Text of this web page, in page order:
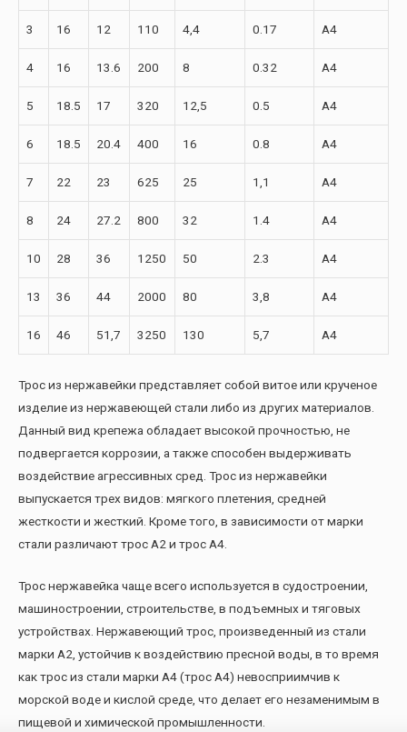
3 16 12 110 4,4 0.17 A4
4 16 13.6 200 8 0.32 A4
5 18.5 17 320 12,5 0.5 A4
6 18.5 20.4 400 16 0.8 A4
7 22 23 625 25 1,1 А4
8 24 27.2 800 32 1.4 A4
10 28 36 1250 50 2.3 A4
13 36 44 2000 80 3,8 А4
16 46 51,7 3250 130 5,7 А4
Трос из нержавейки представляет собой витое или крученое
изделие из нержавеющей стали либо из других материалов.
Данный вид крепежа обладает высокой прочностью, не
подвергается коррозии, а также способен выдерживать
воздействие агрессивных сред. Трос из нержавейки
выпускается трех видов: мягкого плетения, средней
жесткости и жесткий. Кроме того, в зависимости от марки
стали различают трос А2 и трос А4.
Трос нержавейка чаще всего используется в судостроении,
машиностроении, строительстве, в подъемных и тяговых
устройствах. Нержавеющий трос, произведенный из стали
марки А2, устойчив к воздействию пресной воды, в то время
как трос из стали марки А4 (трос А4) невосприимчив к
морской воде и кислой среде, что делает его незаменимым в
пищевой и химической промышленности.